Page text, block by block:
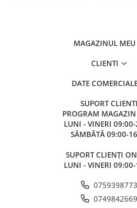
MAGAZINUL MEU
CLIENTI
DATE
SUPORT CLIENTI
PROGRAM
LUNI - VINERI
SÂMBĂTĂ 09:00-
SUPORT CLIENȚI
LUNI - VINERI
0759398773
0749842669